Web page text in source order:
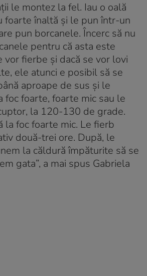
le montez la fel. Iau o oală
foarte înaltă și le pun într-un
pun borcanele. Încerc să nu
pentru că asta este
vor fierbe și dacă se vor lovi
ele atunci e posibil să se
aproape de sus și le
foc foarte, foarte mic sau le
la 120-130 de grade.
la foc foarte mic. Le fierb
două-trei ore. După, le
la căldură împăturite să se
gata”, a mai spus Gabriela